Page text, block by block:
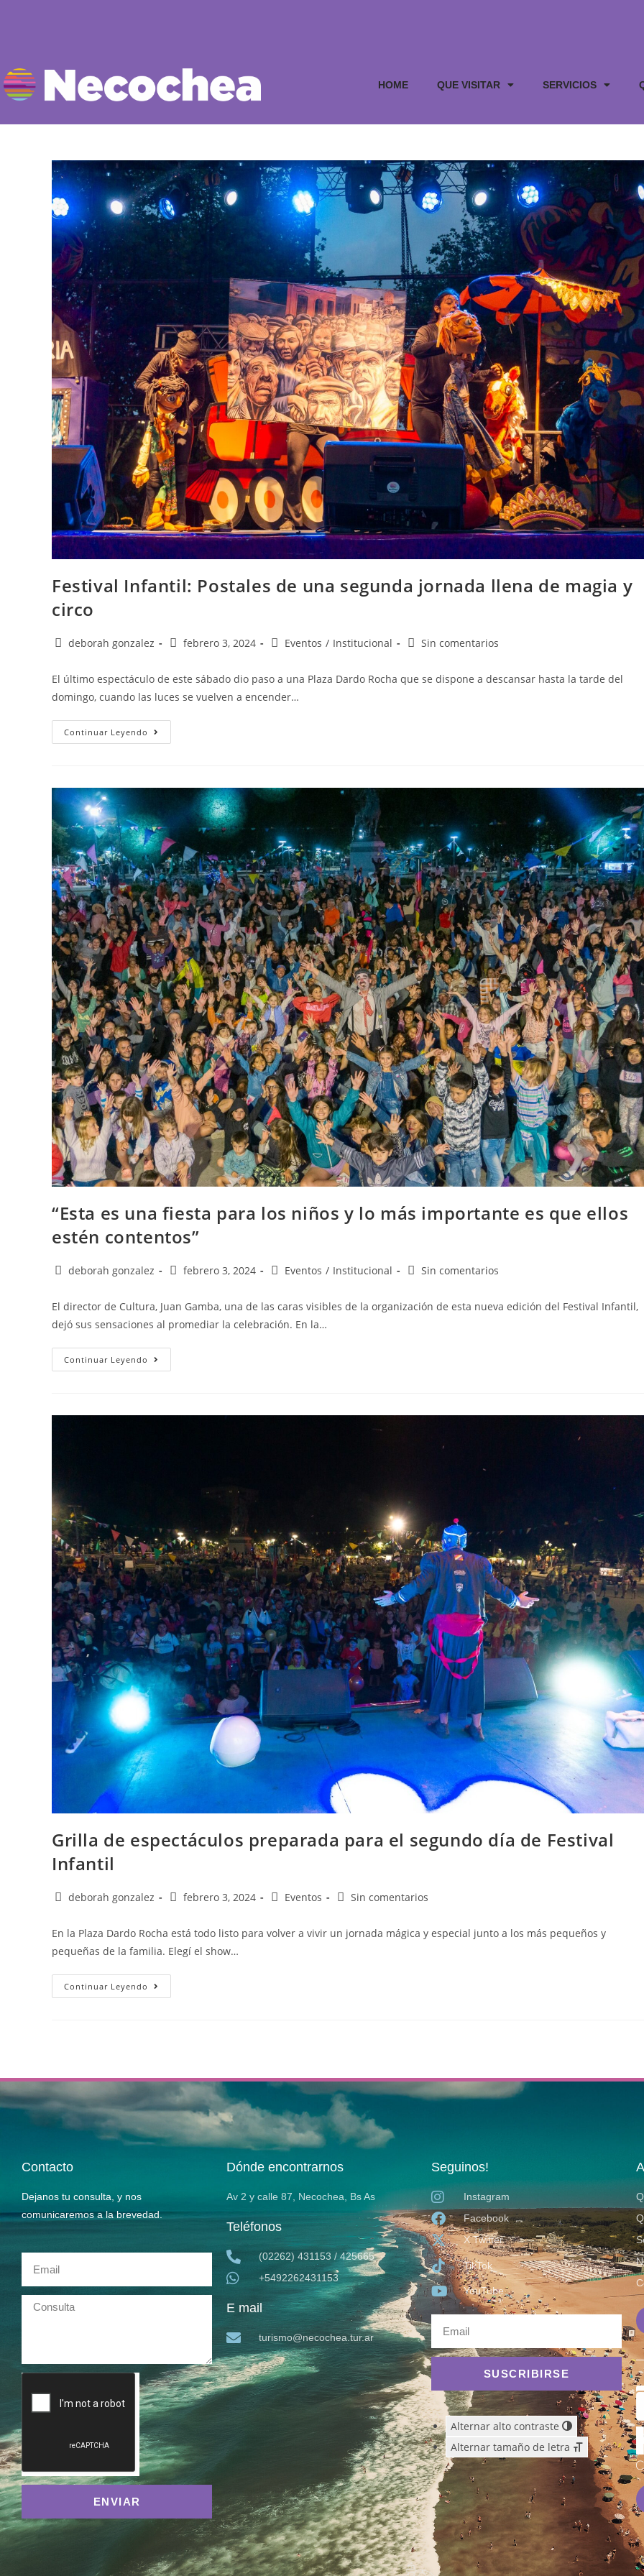
HOME QUE VISITAR SERVICIOS
Festival Infantil: Postales de una segunda jornada llena de magia y
circo
deborah gonzalez febrero 3, 2024 Eventos / Institucional Sin comentarios
El último espectáculo de este sábado dio paso a una Plaza Dardo Rocha que se dispone a descansar hasta la tarde del
domingo, cuando las luces se vuelven a encender…
Continuar Leyendo
“Esta es una fiesta para los niños y lo más importante es que ellos
estén contentos”
deborah gonzalez febrero 3, 2024 Eventos / Institucional Sin comentarios
El director de Cultura, Juan Gamba, una de las caras visibles de la organización de esta nueva edición del Festival Infantil,
dejó sus sensaciones al promediar la celebración. En la…
Continuar Leyendo
Grilla de espectáculos preparada para el segundo día de Festival
Infantil
deborah gonzalez febrero 3, 2024 Eventos Sin comentarios
En la Plaza Dardo Rocha está todo listo para volver a vivir un jornada mágica y especial junto a los más pequeños y
pequeñas de la familia. Elegí el show…
Continuar Leyendo
Contacto
Dejanos tu consulta, y nos
comunicaremos a la brevedad.
ENVIAR
Dónde encontrarnos
Av 2 y calle 87, Necochea, Bs As
Teléfonos
(02262) 431153 / 425665
+5492262431153
E mail
turismo@necochea.tur.ar
Seguinos!
Instagram
Facebook
X Twitter
TikTok
YouTube
SUSCRIBIRSE
Alternar alto contraste
Alternar tamaño de letra